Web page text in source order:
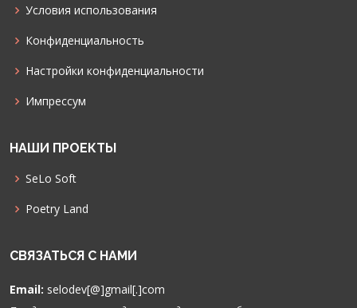
Условия использования
Конфиденциальность
Настройки конфиденциальности
Импрессум
НАШИ ПРОЕКТЫ
SeLo Soft
Poetry Land
СВЯЗАТЬСЯ С НАМИ
Email: selodev[@]gmail[.]com